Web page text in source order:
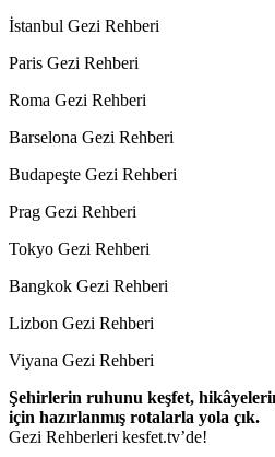
İstanbul Gezi Rehberi
Paris Gezi Rehberi
Roma Gezi Rehberi
Barselona Gezi Rehberi
Budapeşte Gezi Rehberi
Prag Gezi Rehberi
Tokyo Gezi Rehberi
Bangkok Gezi Rehberi
Lizbon Gezi Rehberi
Viyana Gezi Rehberi
Şehirlerin ruhunu keşfet,
için hazırlanmış rotalarla yola çık.
Gezi Rehberleri kesfet.tv’de!